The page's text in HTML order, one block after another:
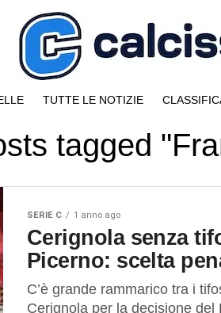
TUTTE LE NOTIZIE
tagged
SERIE C 1 anno ago
Cerignola senza
Picerno: scelta
C’è grande rammarico tra i
Cerignola per la decisione del